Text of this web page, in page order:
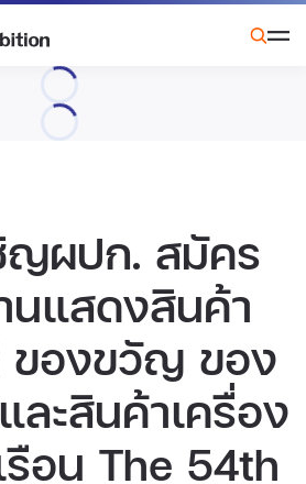
ญผปก. สมัคร
นแสดงสินค้า
ของขวัญ ของ
ะสินค้าเครื่อง
รือน The 54th